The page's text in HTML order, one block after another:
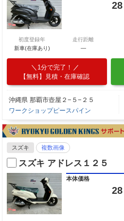
28
初度登録年
新車(在庫あり)
走行距離
―
1分で完了！
【無料】見積・在庫確認
沖縄県 那覇市壺屋２−５−２５
ワークショップピースパイン
スズキ 複数画像
スズキ アドレス１２５
本体価格
28